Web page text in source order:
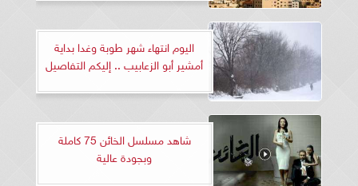
اليوم انتهاء شهر طوبة وغدا بداية
أمشير أبو الزعابيب .. إليكم التفاصيل
شاهد مسلسل الخائن 75 كاملة
وبجودة عالية